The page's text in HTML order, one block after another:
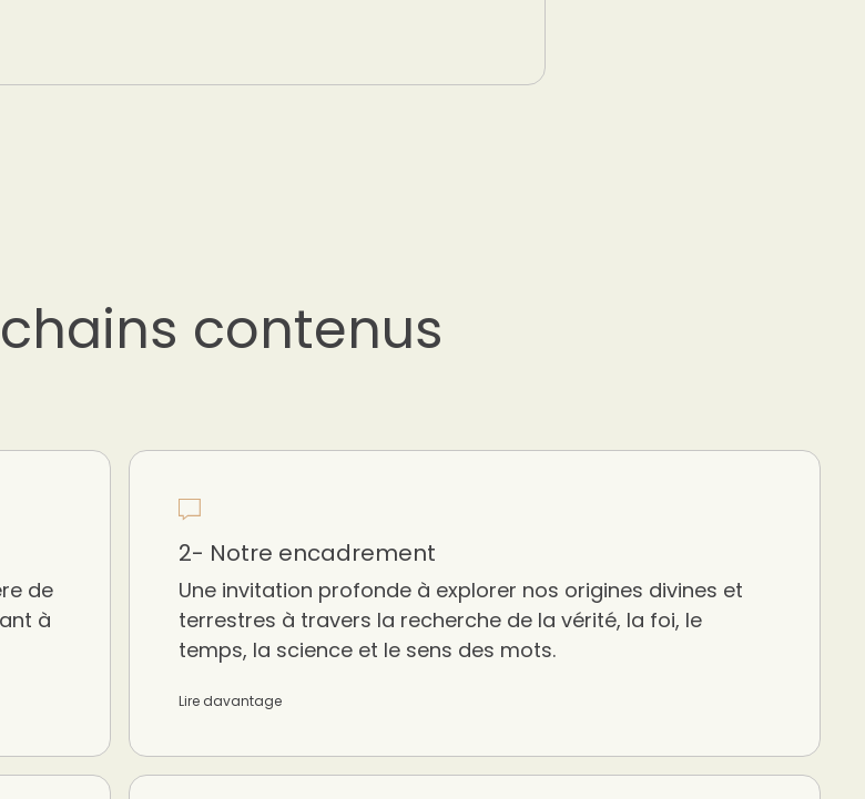
contenus
de
à
2- Notre encadrement
Une invitation profonde à explorer nos origines divines et
terrestres à travers la recherche de la vérité, la foi, le
temps, la science et le sens des mots.
Lire davantage